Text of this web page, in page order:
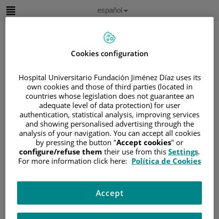
Selector
de
idioma
Idioma
Activo
Español
Inicio /ÁREA DEL PACIENTE
/SOBRE EL CÁNCER
/INFORMACIÓN Y SOPORTE AL PACIENTE
/TIPOS DE CÁNCER
/ÁREA DE CÁNCER DE LA ADOLESCENCIA
/
INFANTILES
Cookies configuration
Hospital Universitario Fundación Jiménez Díaz uses its
own cookies and those of third parties (located in
countries whose legislation does not guarantee an
adequate level of data protection) for user
authentication, statistical analysis, improving services
and showing personalised advertising through the
analysis of your navigation. You can accept all cookies
by pressing the button "Accept cookies" or
configure/refuse them their use from this Settings.
For more information click here: Política de Cookies
Accept